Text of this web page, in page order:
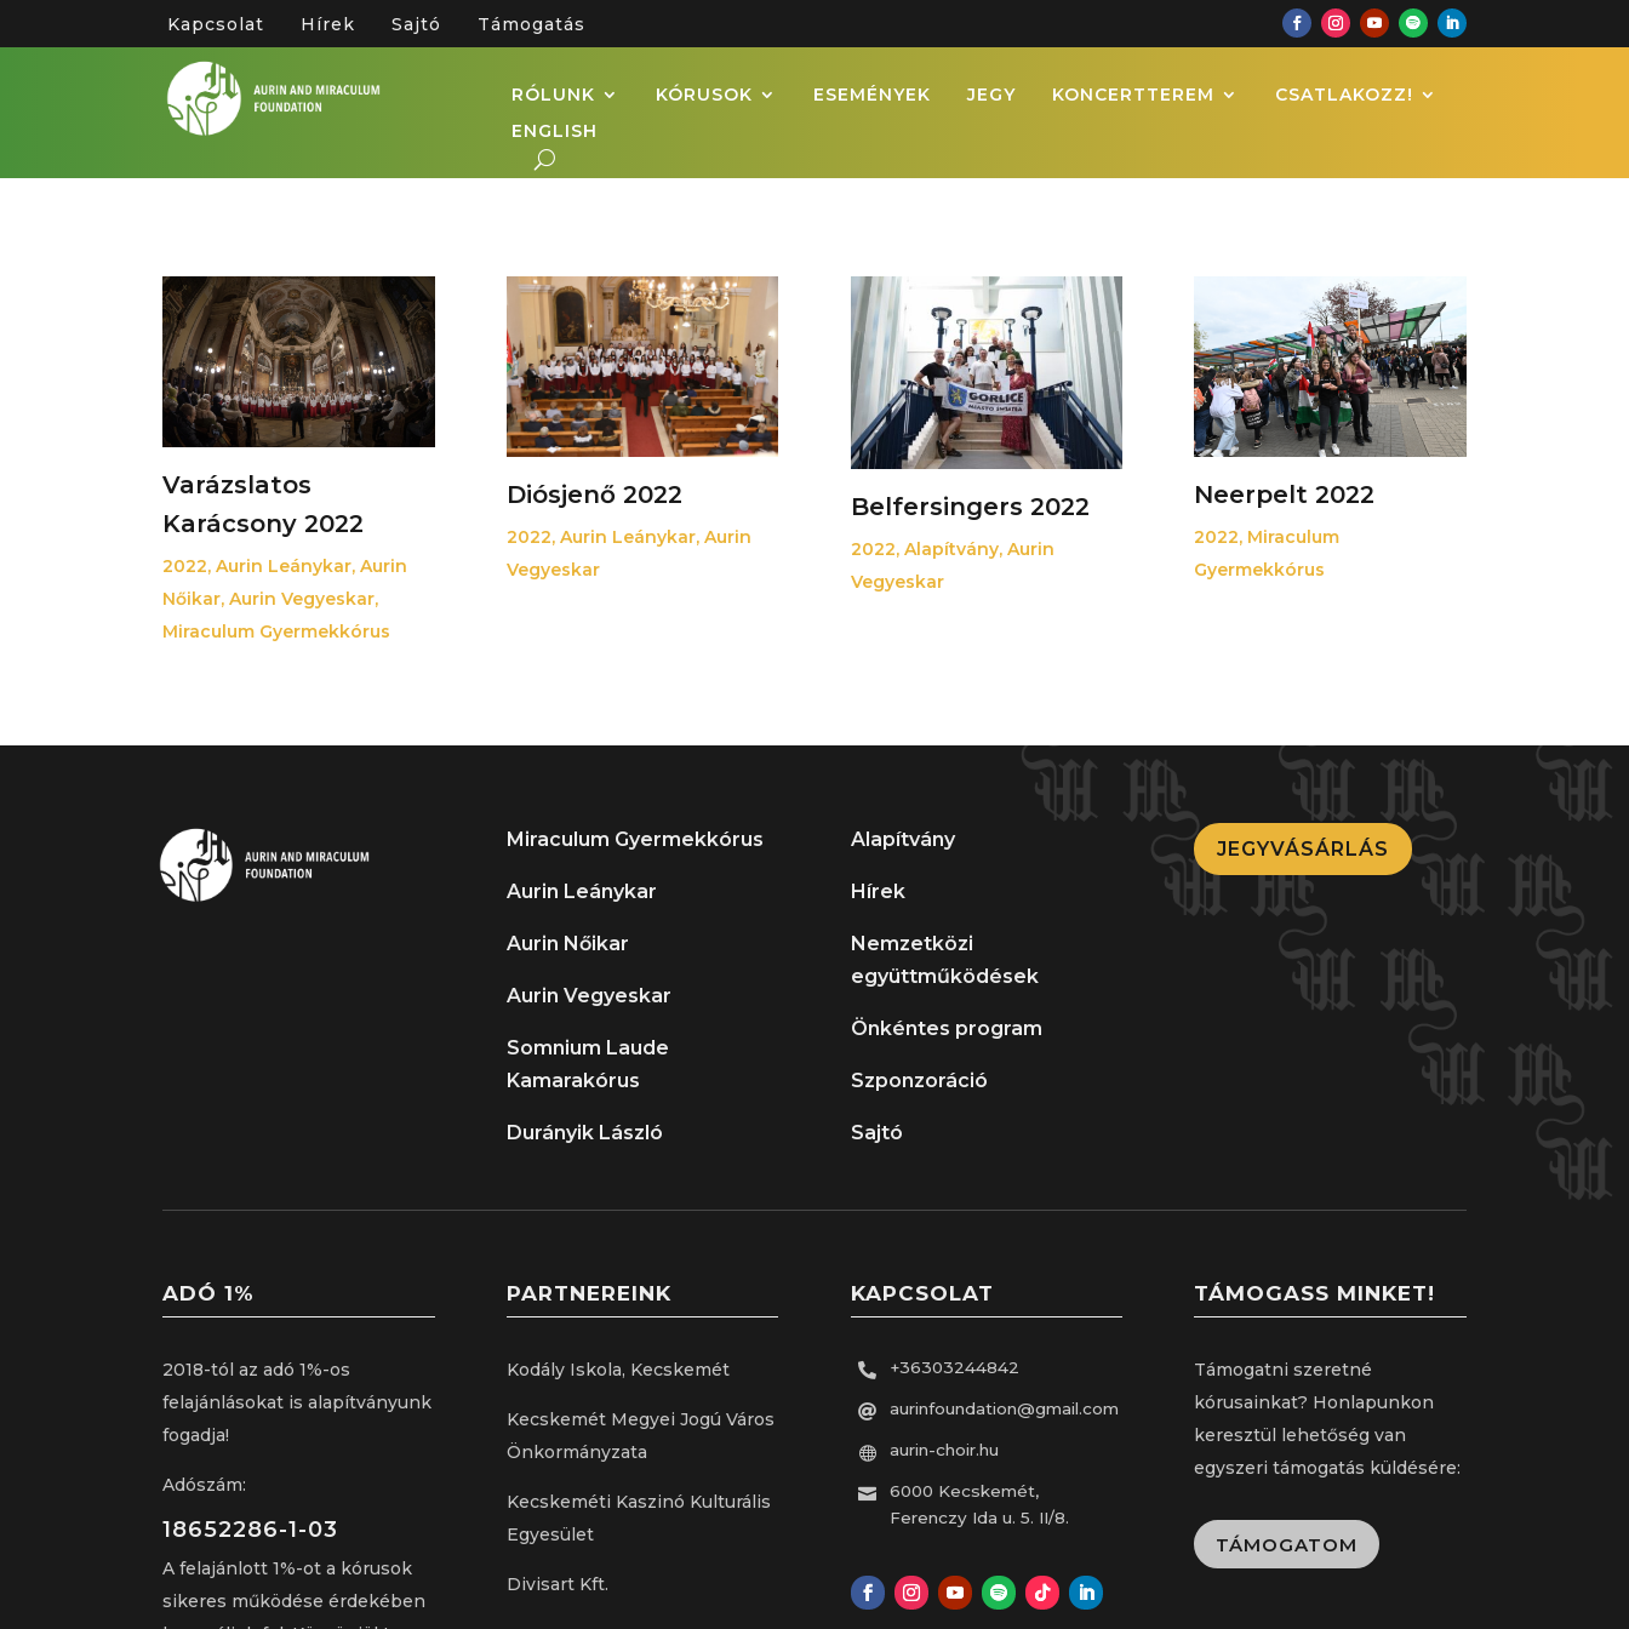
Kapcsolat Hírek Sajtó Támogatás
RÓLUNK KÓRUSOK ESEMÉNYEK JEGY KONCERTTEREM
CSATLAKOZZ!
ENGLISH
Varázslatos
Karácsony 2022
2022,Aurin Leánykar,Aurin
Nőikar,Aurin Vegyeskar,
Miraculum Gyermekkórus
Diósjenő 2022
2022, Aurin Leánykar, Aurin
Vegyeskar
Belfersingers 2022
2022, Alapítvány, Aurin
Vegyeskar
Neerpelt 2022
2022, Miraculum
Gyermekkórus
Miraculum Gyermekkórus
Aurin Leánykar
Aurin Nőikar
Aurin Vegyeskar
Somnium Laude
Kamarakórus
Durányik László
Alapítvány
Hírek
Nemzetközi
együttműködések
Önkéntes program
Szponzoráció
Sajtó
JEGYVÁSÁRLÁS
ADÓ 1%
2018-tól az adó 1%-os
felajánlásokat is alapítványunk
fogadja!
Adószám:
18652286-1-03
A felajánlott 1%-ot a kórusok
sikeres működése érdekében
PARTNEREINK
Kodály Iskola, Kecskemét
Kecskemét Megyei Jogú Város
Önkormányzata
Kecskeméti Kaszinó Kulturális
Egyesület
Divisart Kft.
KAPCSOLAT
 +36303244842
 aurinfoundation@gmail.com
 aurin-choir.hu

6000 Kecskemét,
Ferenczy Ida u. 5. II/8.
TÁMOGASS MINKET!
Támogatni szeretné
kórusainkat? Honlapunkon
keresztül lehetőség van
egyszeri támogatás küldésére:
TÁMOGATOM